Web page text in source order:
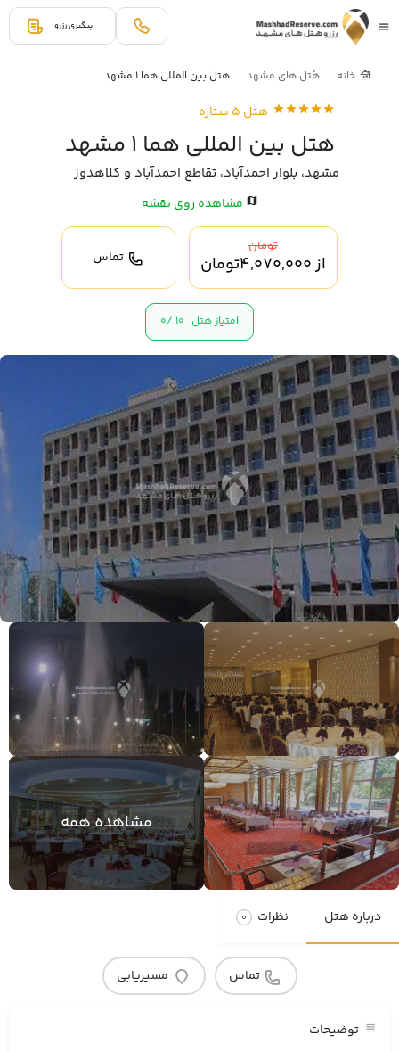
پیگیری رزرو
خانه هتل های مشهد هتل بین المللی هما 1 مشهد
هتل 5 ستاره
هتل بین المللی هما 1 مشهد
مشهد، بلوار احمدآباد، تقاطع احمدآباد و کلاهدوز
مشاهده روی نقشه
تومان
از4,070,000تومان تماس
امتیاز هتل 10 /
0
مشاهده همه
درباره هتل نظرات 0
تماس مسیریابی
توضیحات